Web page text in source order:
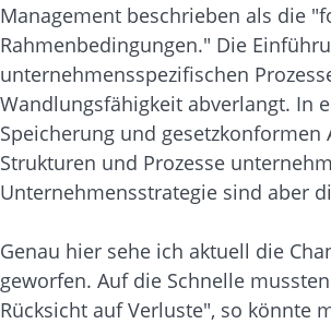
Management beschrieben als die
Rahmenbedingungen." Die
unternehmensspezifischen
Wandlungsfähigkeit abverlangt. In
Speicherung und
Strukturen und Prozesse
Unternehmensstrategie sind aber
Genau hier sehe ich aktuell die
geworfen. Auf die Schnelle
Rücksicht auf Verluste", so könnte